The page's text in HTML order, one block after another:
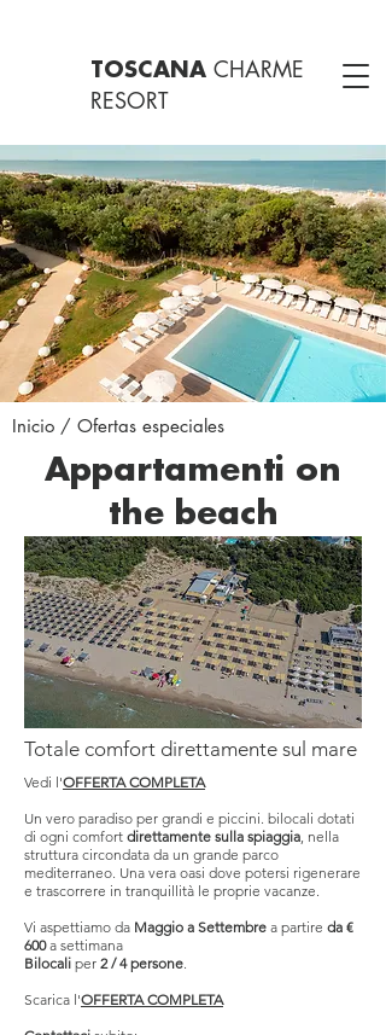
TOSCANA CHARME
RESORT
Inicio / Ofertas especiales
Appartamenti on
the beach
Totale comfort direttamente sul mare
Vedi l'OFFERTA COMPLETA
Un vero paradiso per grandi e piccini. bilocali dotati
di ogni comfort direttamente sulla spiaggia, nella
struttura circondata da un grande parco
mediterraneo. Una vera oasi dove potersi rigenerare
e trascorrere in tranquillità le proprie vacanze.
Vi aspettiamo da Maggio a Settembre a partire da €
600a settimana
Bilocali per 2 / 4 persone.
Scarica l'OFFERTA COMPLETA